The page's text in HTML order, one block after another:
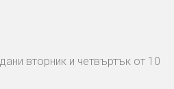
вторник и четвъртък от 10